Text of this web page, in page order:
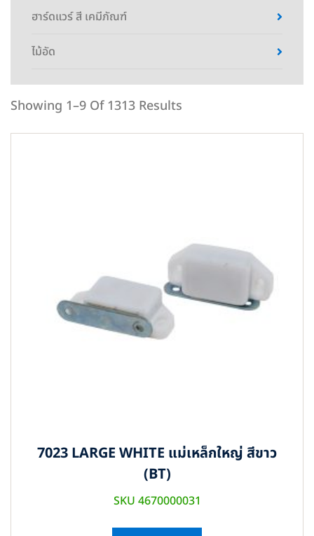
ฮาร์ดแวร์ สี เคมีภัณฑ์
ไม้อัด
Showing 1–9 Of 1313 Results
7023 LARGE WHITE แม่เหล็กใหญ่ สีขาว
(BT)
SKU 4670000031